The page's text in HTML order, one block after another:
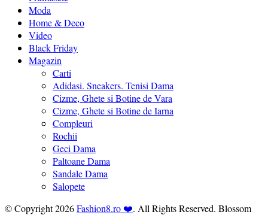
Moda
Home & Deco
Video
Black Friday
Magazin
Carti
Adidasi. Sneakers. Tenisi Dama
Cizme, Ghete si Botine de Vara
Cizme, Ghete si Botine de Iarna
Compleuri
Rochii
Geci Dama
Paltoane Dama
Sandale Dama
Salopete
© Copyright 2026Fashion8.ro ❤️. All Rights Reserved. Blossom